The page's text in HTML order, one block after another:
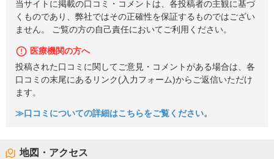
当サイトに掲載の口コミ・コメントは、各投稿者の主観に基づ
くものであり、弊社ではその正確性を保証するものではござい
ません。 ご覧の方の自己責任においてご利用ください。
医療機関の方へ
投稿された口コミに関してご意見・コメントがある場合は、各
口コミの末尾にあるリンク(入力フォーム)からご返信いただけ
ます。
≫口コミについての詳細はこちらをご覧ください。
地図・アクセス